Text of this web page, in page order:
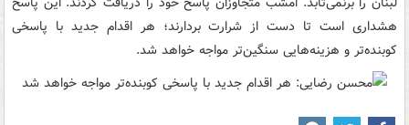
هشداری است تا دست از شرارت بردارند؛ هر اقدام جدید با پاسخی
کوبنده‌تر و هزینه‌هایی سنگین‌تر مواجه خواهد شد.